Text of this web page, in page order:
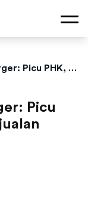
Tripadvisor & Viator Merger: Picu PHK, Investor Desak Penjualan
Picu